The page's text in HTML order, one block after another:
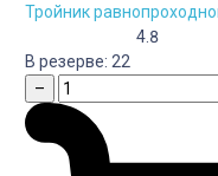
Тройник
4.8
В резерве: 22
–